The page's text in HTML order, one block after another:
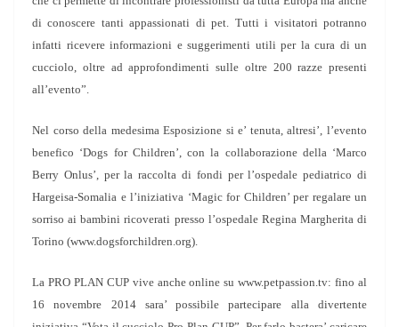
di conoscere tanti appassionati di pet. Tutti i visitatori potranno
infatti ricevere informazioni e suggerimenti utili per la cura di un
cucciolo, oltre ad approfondimenti sulle oltre 200 razze presenti
all’evento”.
Nel corso della medesima Esposizione si e’ tenuta, altresi’, l’evento
benefico ‘Dogs for Children’, con la collaborazione della ‘Marco
Berry Onlus’, per la raccolta di fondi per l’ospedale pediatrico di
Hargeisa-Somalia e l’iniziativa ‘Magic for Children’ per regalare un
sorriso ai bambini ricoverati presso l’ospedale Regina Margherita di
Torino (www.dogsforchildren.org).
La PRO PLAN CUP vive anche online su www.petpassion.tv: fino al
16 novembre 2014 sara’ possibile partecipare alla divertente